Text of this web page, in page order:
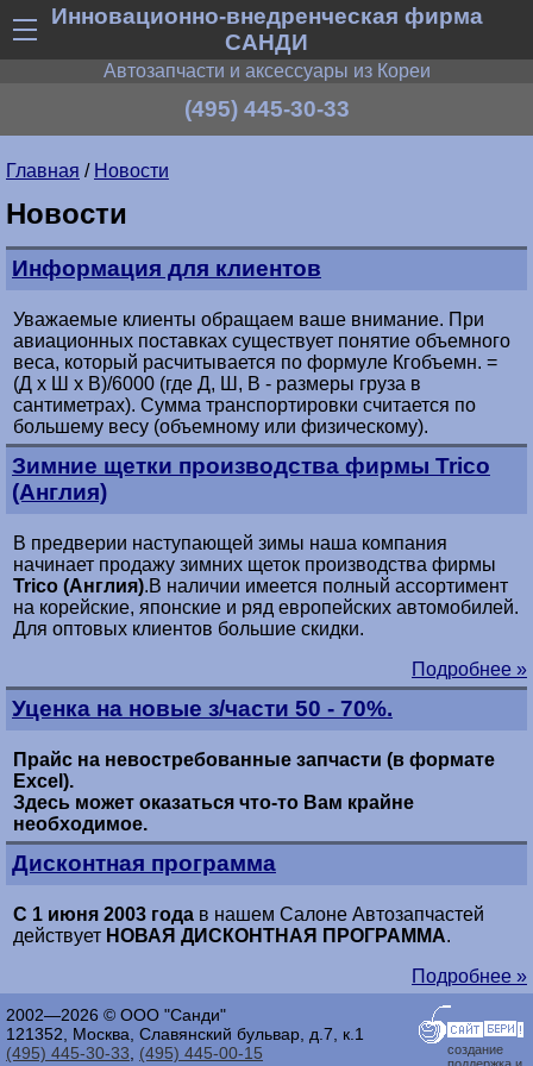
Инновационно-внедренческая фирма
САНДИ
Автозапчасти и аксессуары из Кореи
(495) 445-30-33
Главная / Новости
Новости
Информация для клиентов
Уважаемые клиенты обращаем ваше внимание. При
авиационных поставках существует понятие объемного
веса, который расчитывается по формуле Кгобъемн. =
(Д х Ш х В)/6000 (где Д, Ш, В - размеры груза в
сантиметрах). Сумма транспортировки считается по
большему весу (объемному или физическому).
Зимние щетки производства фирмы Trico
(Англия)
В предверии наступающей зимы наша компания
начинает продажу зимних щеток производства фирмы
Trico (Англия).В наличии имеется полный ассортимент
на корейские, японские и ряд европейских автомобилей.
Для оптовых клиентов большие скидки.
Подробнее »
Уценка на новые з/части 50 - 70%.
Прайс на невостребованные запчасти (в формате
Excel).
Здесь может оказаться что-то Вам крайне
необходимое.
Дисконтная программа
С 1 июня 2003 года в нашем Салоне Автозапчастей
действует НОВАЯ ДИСКОНТНАЯ ПРОГРАММА.
Подробнее »
2002—2026 © ООО "Санди"
121352, Москва, Славянский бульвар, д.7, к.1
(495) 445-30-33
(495) 445-00-15
создание
поддержка и